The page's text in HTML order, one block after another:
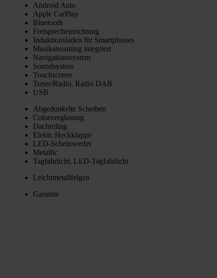
Android Auto
Apple Car­Play
Blue­tooth
Frei­sprech­ein­rich­tung
Induk­ti­ons­la­den für Smart­phones
Musik­strea­ming inte­griert
Navi­ga­ti­ons­sys­tem
Sound­sys­tem
Touch­screen
Tuner/Radio, Radio DAB
USB
Abge­dun­kel­te Schei­ben
Color­ver­gla­sung
Dach­re­ling
Elektr. Heck­klap­pe
LED-Schein­wer­fer
Metal­lic
Tag­fahr­licht, LED-Tag­fahr­licht
Leicht­me­tall­fel­gen
Garan­tie